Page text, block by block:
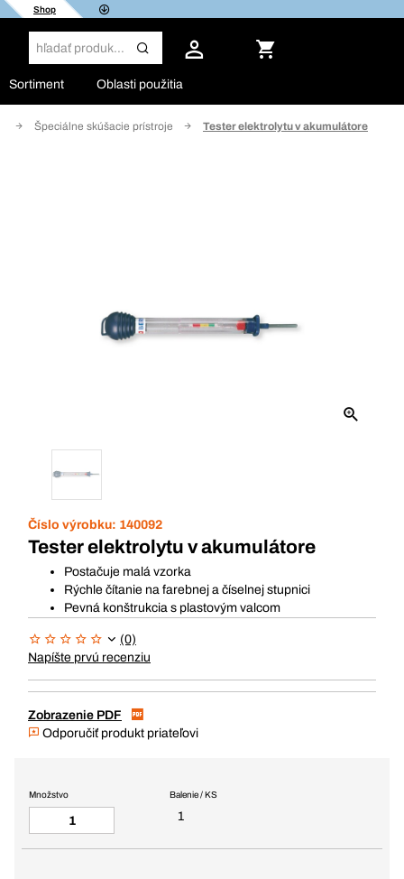
Shop
Sortiment Oblasti použitia
Špeciálne skúšacie prístroje Tester elektrolytu v akumulátore
Číslo výrobku: 140092
Tester elektrolytu v akumulátore
Postačuje malá vzorka
Rýchle čítanie na farebnej a číselnej stupnici
Pevná konštrukcia s plastovým valcom
(0)
Napíšte prvú recenziu
Zobrazenie PDF
Odporučiť produkt priateľovi
Balenie / KS
1
Množstvo